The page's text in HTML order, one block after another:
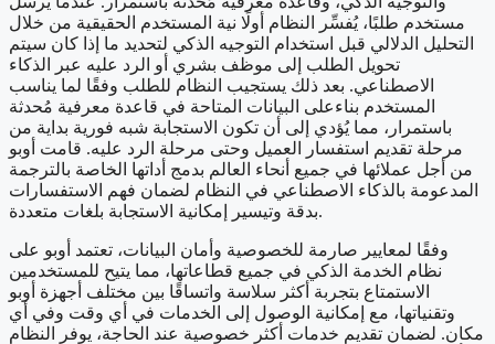
مستخدم طلبًا، يُفسِّر النظام أولًا نية المستخدم الحقيقية من خلال
التحليل الدلالي قبل استخدام التوجيه الذكي لتحديد ما إذا كان سيتم
تحويل الطلب إلى موظف بشري أو الرد عليه عبر الذكاء
الاصطناعي. بعد ذلك يستجيب النظام للطلب وفقًا لما يناسب
المستخدم بناءعلى البيانات المتاحة في قاعدة معرفية مُحدثة
باستمرار، مما يُؤدي إلى أن تكون الاستجابة شبه فورية بداية من
مرحلة تقديم استفسار العميل وحتى مرحلة الرد عليه. قامت أوبو
من أجل عملائها في جميع أنحاء العالم بدمج أداتها الخاصة بالترجمة
المدعومة بالذكاء الاصطناعي في النظام لضمان فهم الاستفسارات
بدقة وتيسير إمكانية الاستجابة بلغات متعددة.
وفقًا لمعايير صارمة للخصوصية وأمان البيانات، تعتمد أوبو على
نظام الخدمة الذكي في جميع قطاعاتها، مما يتيح للمستخدمين
الاستمتاع بتجربة أكثر سلاسة واتساقًا بين مختلف أجهزة أوبو
وتقنياتها، مع إمكانية الوصول إلى الخدمات في أي وقت وفي أي
مكان. لضمان تقديم خدمات أكثر خصوصية عند الحاجة، يوفر النظام